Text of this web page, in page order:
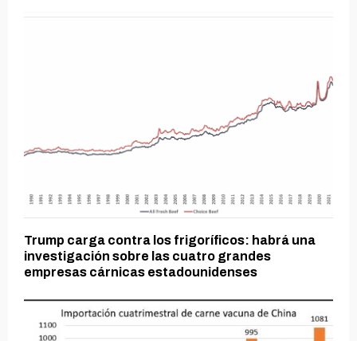
Trump carga contra los frigoríficos: habrá una
investigación sobre las cuatro grandes
empresas cárnicas estadounidenses